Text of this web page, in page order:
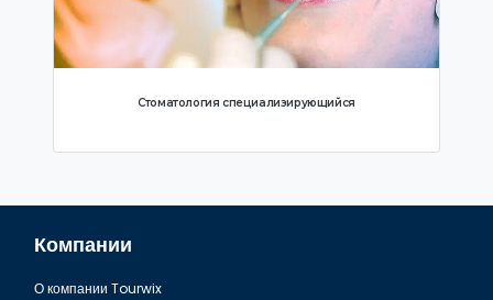
Стоматология специализирующийся
Компании
О компании Tourwix